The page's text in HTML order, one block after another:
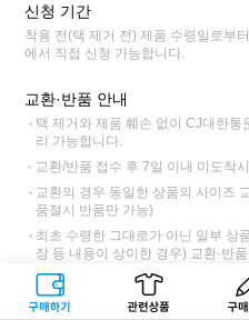
구매하기 관련상품 상
신청 기간
착용 전(택 제거 전) 제품 수령일로부
에서 직접 신청 가능합니다.
교환·반품 안내
택 제거와 제품 훼손 없이 CJ대한통
리 가능합니다.
교환/반품 접수 후 7일 이내 미도착
교환의 경우 동일한 상품의 사이즈
품절시 반품만 가능)
최초 수령한 그대로가 아닌 일부 상
장 등 내용이 상이한 경우) 교환·반
교환·반품불가 사전 고지 상품인 경
CJ대한통운 외 타택배 이용 시 택배